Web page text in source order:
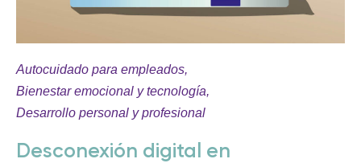
Autocuidado para empleados,
Bienestar emocional y tecnología,
Desarrollo personal y profesional
Desconexión digital en